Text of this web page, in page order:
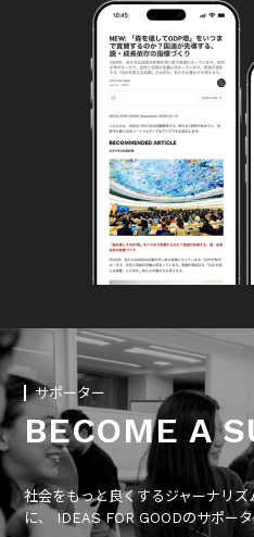
サポーター
BECOME A
社会をもっと良くするジャーナリ
に、 IDEAS FOR GOODのサポー